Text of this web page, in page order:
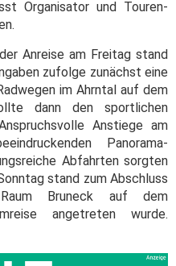
Organisator und Touren-
Anreise am Freitag stand
zufolge zunächst eine
im Ahrntal auf dem
dann den sportlichen
Anstiege am
Panorama-
Abfahrten sorgten
stand zum Abschluss
Bruneck auf dem
angetreten wurde.